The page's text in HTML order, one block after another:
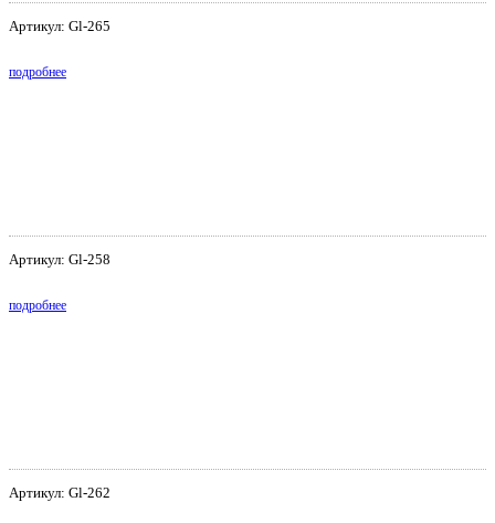
Артикул: Gl-265
подробнее
Артикул: Gl-258
подробнее
Артикул: Gl-262